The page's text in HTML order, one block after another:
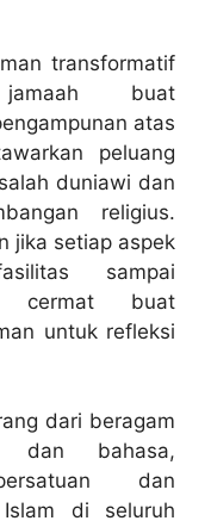
transformatif
buat
atas
peluang
duniawi dan
religius.
jika setiap aspek
sampai
cermat buat
untuk refleksi
dari beragam
dan bahasa,
dan
di seluruh